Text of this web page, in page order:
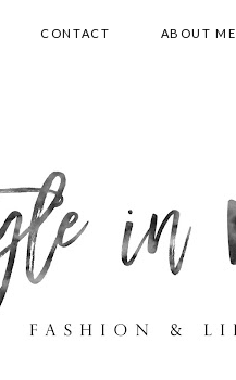
CONTACT ABOUT ME